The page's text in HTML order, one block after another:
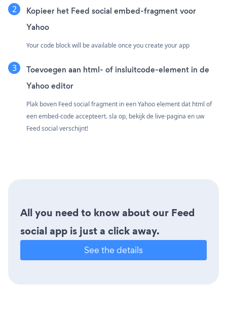
Kopieer het Feed social embed-fragment voor
Yahoo
Your code block will be available once you create your app
Toevoegen aan html- of insluitcode-element in de
Yahoo editor
Plak boven Feed social fragment in een Yahoo element dat html of
een embed-code accepteert. sla op, bekijk de live-pagina en uw
Feed social verschijnt!
All you need to know about our Feed
social app is just a click away.
See the details